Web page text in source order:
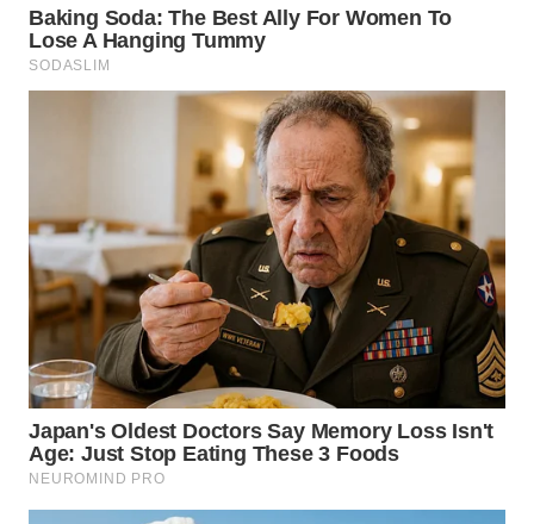
TAPANULI
TENGAH
TEBING
TINGGI
WN
PAKPAK
WN
KARAWANG
WN